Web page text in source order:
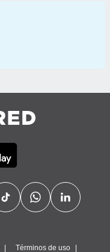
Términos de uso